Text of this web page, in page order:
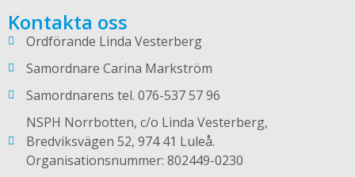
Kontakta oss
Ordförande Linda Vesterberg
Samordnare Carina Markström
Samordnarens tel. 076-537 57 96
NSPH Norrbotten, c/o Linda Vesterberg,
Bredviksvägen 52, 974 41 Luleå.
Organisationsnummer: 802449-0230